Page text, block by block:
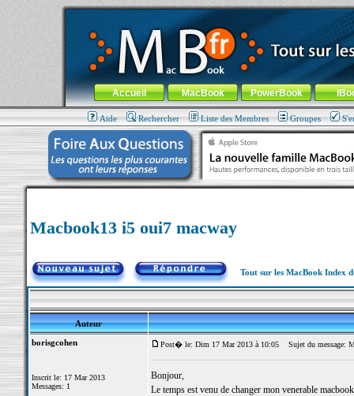
MacBook-fr.com : 100% Apple... 100% nomade !
Aller au contenu-Aller au menu général-Aller au menu de
Menu général
Accueil MacBook PowerBook
Aide Rechercher Liste des Membres Groupes
Macbook13 i5 oui7 macway
Tout sur les MacBook Index
Auteur
borisgcohen
Inscrit le: 17 Mar 2013
Messages: 1
Post� le: Dim 17 Mar 2013 à 10:05 Sujet du message:
Bonjour,
Le temps est venu de changer mon venerable